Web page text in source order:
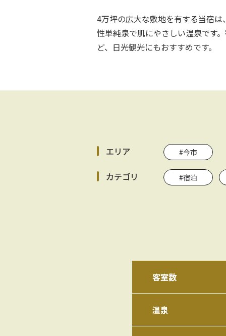
4万坪の広大な敷地を有する当宿
性単純泉で肌にやさしい温泉です
ど、日光観光にもおすすめです。
エリア #今市
カテゴリ #宿泊
客室数
温泉